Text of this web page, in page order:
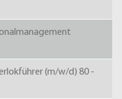
(m/w/d) 80 -